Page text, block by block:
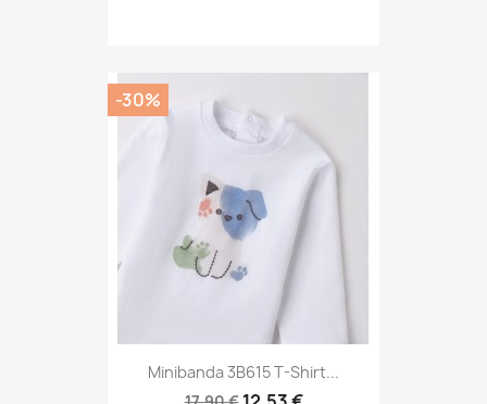
Minibanda 3B615 T-Shirt...
-30%